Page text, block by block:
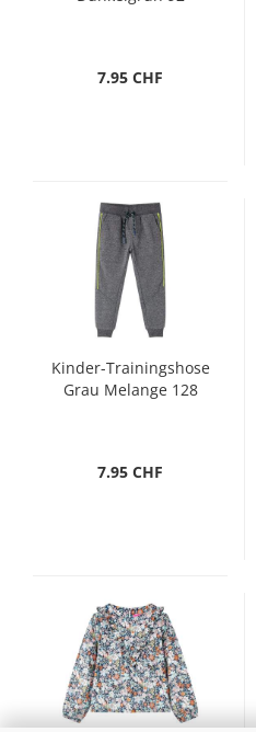
7.95 CHF
Kinder-Trainingshose
Grau Melange 128
7.95 CHF